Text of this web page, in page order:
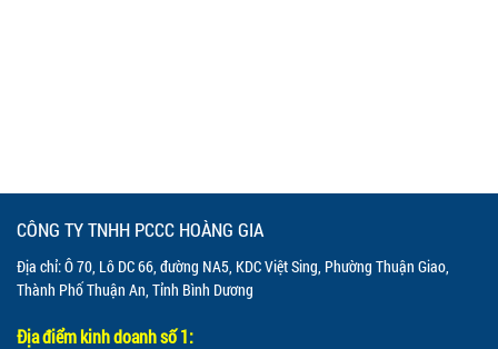
CÔNG TY TNHH PCCC HOÀNG GIA
Địa chỉ: Ô 70, Lô DC 66, đường NA5, KDC Việt Sing, Phường Thuận Giao,
Thành Phố Thuận An, Tỉnh Bình Dương
Địa điểm kinh doanh số 1: